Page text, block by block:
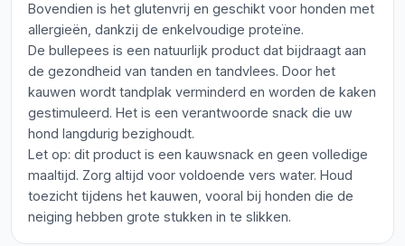
Bovendien is het glutenvrij en geschikt voor honden met
allergieën, dankzij de enkelvoudige proteïne.
De bullepees is een natuurlijk product dat bijdraagt aan
de gezondheid van tanden en tandvlees. Door het
kauwen wordt tandplak verminderd en worden de kaken
gestimuleerd. Het is een verantwoorde snack die uw
hond langdurig bezighoudt.
Let op: dit product is een kauwsnack en geen volledige
maaltijd. Zorg altijd voor voldoende vers water. Houd
toezicht tijdens het kauwen, vooral bij honden die de
neiging hebben grote stukken in te slikken.